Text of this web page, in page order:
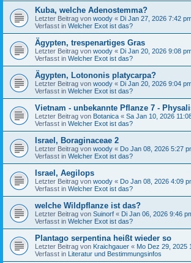
Kuba, welche Adenostemma?
Letzter Beitrag von woody « Di Jan 27, 2026 7:42
Verfasst in Welcher Exot ist das?
Ägypten, trespenartiges Gras
Letzter Beitrag von woody « Di Jan 20, 2026 9:08
Verfasst in Welcher Exot ist das?
Ägypten, Lotononis platycarpa?
Letzter Beitrag von woody « Di Jan 20, 2026 9:04
Verfasst in Welcher Exot ist das?
Vietnam - unbekannte Pflanze 7 -
Letzter Beitrag von Botanica « Sa Jan 10, 2026
Verfasst in Welcher Exot ist das?
Israel, Boraginaceae 2
Letzter Beitrag von woody « Do Jan 08, 2026 5:27
Verfasst in Welcher Exot ist das?
Israel, Aegilops
Letzter Beitrag von woody « Do Jan 08, 2026 4:09
Verfasst in Welcher Exot ist das?
welche Wildpflanze ist das?
Letzter Beitrag von Suinorf « Di Jan 06, 2026 9:46
Verfasst in Welcher Exot ist das?
Plantago serpentina heißt wieder so
Letzter Beitrag von Kraichgauer « Mo Dez 29, 2025
Verfasst in Literatur und Bestimmungsinfos